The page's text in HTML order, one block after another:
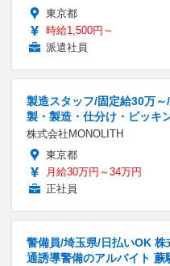
東京都
時給1,500円～
派遣社員
製造スタッフ/固定給30万
製・製造・仕分け・ピッキ
株式会社MONOLITH
東京都
月給30万円～34万円
正社員
警備員/埼玉県/日払いOK
通誘導警備のアルバイト 蕨